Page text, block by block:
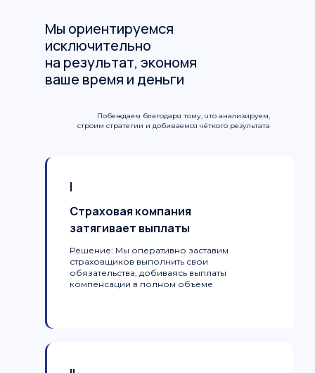
Мы ориентируемся
исключительно
на результат, экономя
ваше время и деньги
Побеждаем благодаря тому, что анализируем,
строим стратегии и добиваемся чёткого результата
Решение: Мы оперативно заставим
страховщиков выполнить свои
обязательства, добиваясь выплаты
компенсации в полном объеме
Страховая компания
затягивает выплаты
I